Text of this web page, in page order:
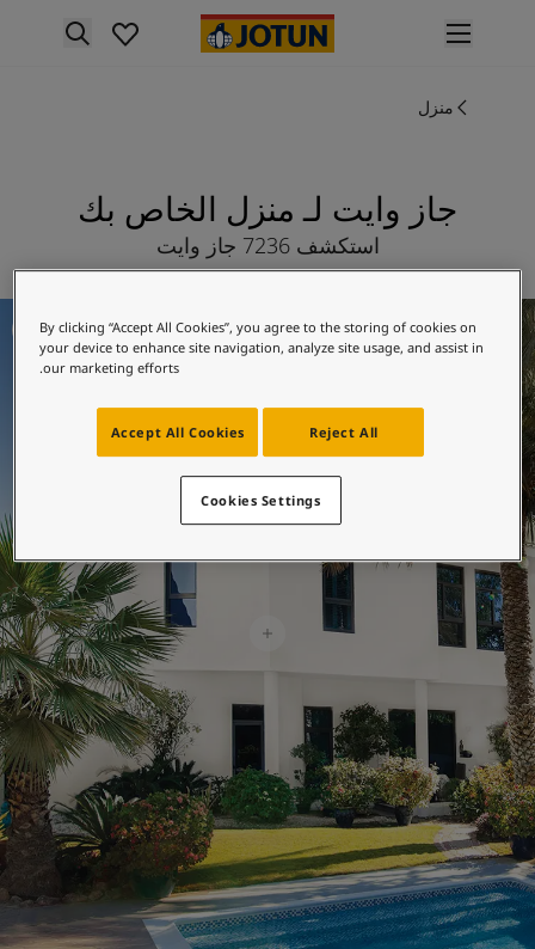
nav label
منتجات الدهان الداخلي
جميع المنتجات الخارجية
ألوان الدهانات الداخلية
جميع ألوان الديكور الداخلي
ألوان الدهانات الخارجية
جميع الألوان الخارجية
مجموعة الألوان
Colour tools
عينات ألوان جوتن
الإلهام
إلهام ألوان الدهان الداخلي
إلهام ألوان الدهان الخارجي
المقالات
خدماتنا
أحجز خدمات الدهان
اتصل بنا
البحث عن موزع جوتن
مستندات المنتجات
أحجز خدمات الدهان
مساحات تنبض بالحياة - أحدث مجموعة ألوان جوتن
شركة كبرى
الدهانات الصناعية
منزل
جاز وايت لـ منزل الخاص بك
استكشف 7236 جاز وايت
الغد
By clicking “Accept All Cookies”, you agree to the storing of cookies on
your device to enhance site navigation, analyze site usage, and assist in
our marketing efforts.
Reject All
Accept All Cookies
Cookies Settings